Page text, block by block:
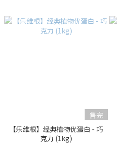
售完
【乐维根】经典植物优蛋白 - 巧
克力 (1kg)